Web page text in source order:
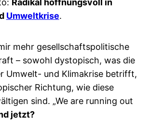
Radikal hoffnungsvoll in
Umweltkrise.
mehr gesellschafts­politische
– sowohl dystopisch, was die
Umwelt- und Klimakrise betrifft,
Richtung, wie diese
sind. „We are running out
jetzt?